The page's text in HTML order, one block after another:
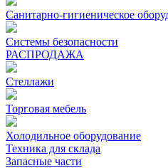
Санитарно-гигиеническое
Системы безопасности
РАСПРОДАЖА
Стеллажи
Торговая мебель
Холодильное оборудование
Техника для склада
Запасные части